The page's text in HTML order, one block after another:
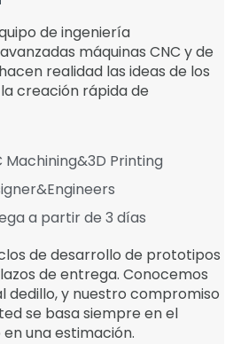
de ingeniería
máquinas CNC y de
realidad las ideas de los
creación rápida de
Machining&3D Printing
a partir de 3 días
de desarrollo de prototipos
de entrega. Conocemos
dedillo, y nuestro compromiso
se basa siempre en el
una estimación.